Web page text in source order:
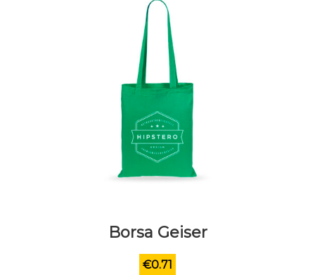
Borsa Geiser
€0.71